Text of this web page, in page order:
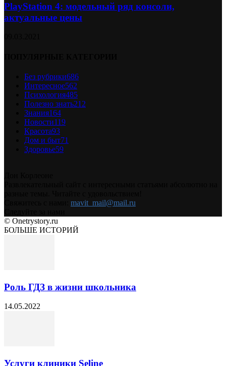
PlayStation 4: модельный ряд консоли,
актуальные цены
Без рубрики686
Интересное562
Психология485
Полезно знать212
Знания164
Новости119
Красота93
Дом и быт71
Здоровье59
mavit_mail@mail.ru
© Onetrystory.ru
БОЛЬШЕ ИСТОРИЙ
Роль ГДЗ в жизни школьника
14.05.2022
Услуги клиники Seline